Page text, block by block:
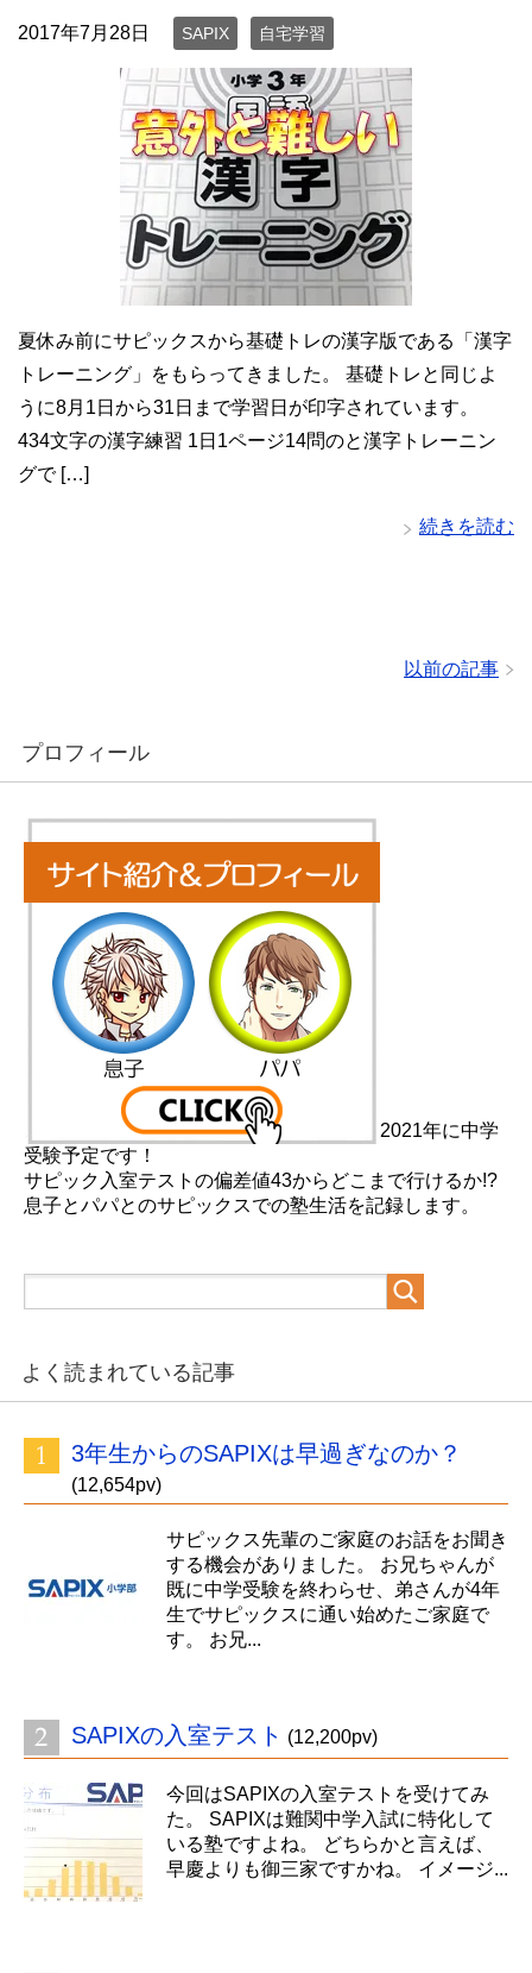
2017年7月28日 SAPIX 自宅学習
夏休み前にサピックスから基礎トレの漢字版である「漢字
トレーニング」をもらってきました。 基礎トレと同じよ
うに8月1日から31日まで学習日が印字されています。
434文字の漢字練習 1日1ページ14問のと漢字トレーニン
グで […]
続きを読む
以前の記事
プロフィール
2021年に中学
受験予定です！
サピック入室テストの偏差値43からどこまで行けるか!?
息子とパパとのサピックスでの塾生活を記録します。
よく読まれている記事
3年生からのSAPIXは早過ぎなのか？
(12,654pv)
サピックス先輩のご家庭のお話をお聞き
する機会がありました。 お兄ちゃんが
既に中学受験を終わらせ、弟さんが4年
生でサピックスに通い始めたご家庭で
す。 お兄...
SAPIXの入室テスト (12,200pv)
今回はSAPIXの入室テストを受けてみ
た。 SAPIXは難関中学入試に特化して
いる塾ですよね。 どちらかと言えば、
早慶よりも御三家ですかね。 イメージ...